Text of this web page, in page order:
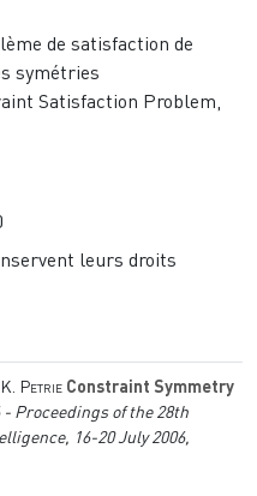
de satisfaction de
symétries
Satisfaction Problem,
leurs droits
K. Petrie Constraint Symmetry
- Proceedings of the 28th
16-20 July 2006,